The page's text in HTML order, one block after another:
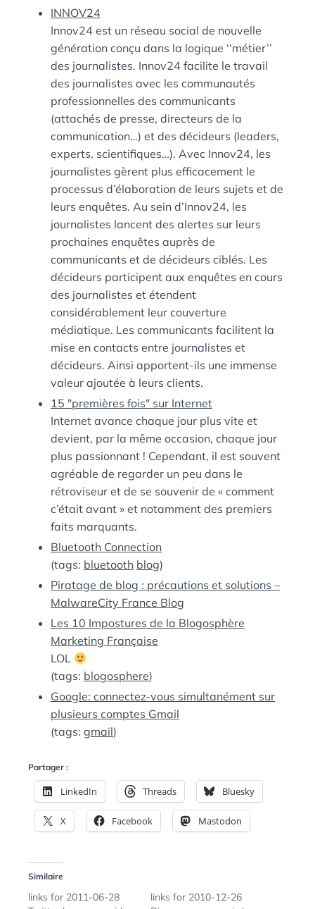
INNOV24
Innov24 est un réseau social de nouvelle
génération conçu dans la logique ‘‘métier’’
des journalistes. Innov24 facilite le travail
des journalistes avec les communautés
professionnelles des communicants
(attachés de presse, directeurs de la
communication…) et des décideurs (leaders,
experts, scientifiques…). Avec Innov24, les
journalistes gèrent plus efficacement le
processus d’élaboration de leurs sujets et de
leurs enquêtes. Au sein d’Innov24, les
journalistes lancent des alertes sur leurs
prochaines enquêtes auprès de
communicants et de décideurs ciblés. Les
décideurs participent aux enquêtes en cours
des journalistes et étendent
considérablement leur couverture
médiatique. Les communicants facilitent la
mise en contacts entre journalistes et
décideurs. Ainsi apportent-ils une immense
valeur ajoutée à leurs clients.
15 "premières fois" sur Internet
Internet avance chaque jour plus vite et
devient, par la même occasion, chaque jour
plus passionnant ! Cependant, il est souvent
agréable de regarder un peu dans le
rétroviseur et de se souvenir de « comment
c’était avant » et notamment des premiers
faits marquants.
Bluetooth Connection
(tags: bluetooth blog)
Piratage de blog : précautions et solutions –
MalwareCity France Blog
Les 10 Impostures de la Blogosphère
Marketing Française
LOL
(tags: blogosphere)
Google: connectez-vous simultanément sur
plusieurs comptes Gmail
(tags: gmail)
Partager :
LinkedIn Threads Bluesky
X Facebook Mastodon
Similaire
links for 2011-06-28
links for 2010-12-26